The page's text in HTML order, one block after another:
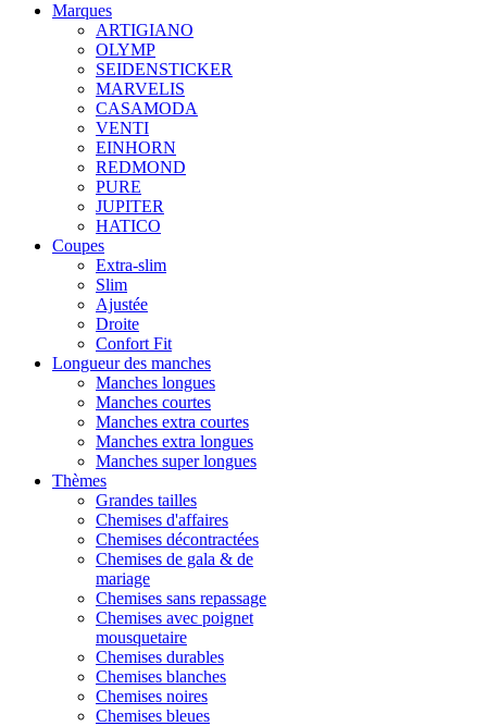
Marques
ARTIGIANO
OLYMP
SEIDENSTICKER
MARVELIS
CASAMODA
VENTI
EINHORN
REDMOND
PURE
JUPITER
HATICO
Coupes
Extra-slim
Slim
Ajustée
Droite
Confort Fit
Longueur des manches
Manches longues
Manches courtes
Manches extra courtes
Manches extra longues
Manches super longues
Thèmes
Grandes tailles
Chemises d'affaires
Chemises décontractées
Chemises de gala & de
mariage
Chemises sans repassage
Chemises avec poignet
mousquetaire
Chemises durables
Chemises blanches
Chemises noires
Chemises bleues